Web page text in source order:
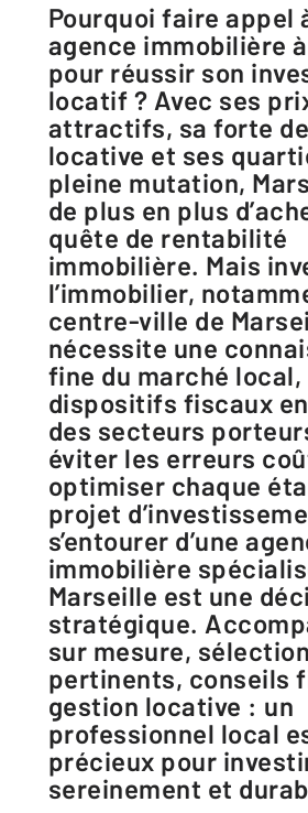
Pourquoi faire appel à une
agence immobilière
pour réussir son
locatif ? Avec ses
attractifs, sa forte
locative et ses
pleine mutation,
de plus en plus
quête de rentabilité
immobilière. Mais
l’immobilier,
centre-ville de
nécessite une
fine du marché local,
dispositifs fiscaux
des secteurs
éviter les erreurs
optimiser chaque
projet
s’entourer d’une
immobilière
Marseille est une
stratégique.
sur mesure,
pertinents, conseils
gestion locative : un
professionnel local
précieux pour
sereinement et